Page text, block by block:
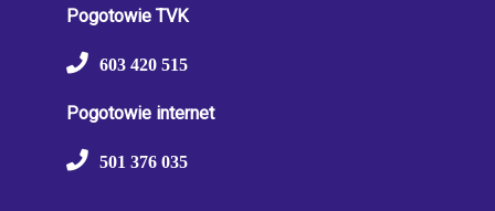
Pogotowie TVK
603 420 515
Pogotowie internet
501 376 035